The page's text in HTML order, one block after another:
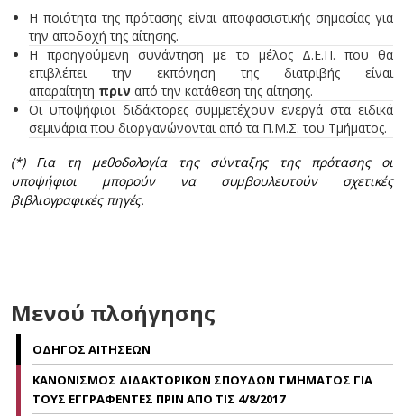
Η ποιότητα της πρότασης είναι αποφασιστικής σημασίας για
την αποδοχή της αίτησης.
Η προηγούμενη συνάντηση με το μέλος Δ.Ε.Π. που θα
επιβλέπει την εκπόνηση της διατριβής είναι
απαραίτητη πριν από την κατάθεση της αίτησης.
Οι υποψήφιοι διδάκτορες συμμετέχουν ενεργά στα ειδικά
σεμινάρια που διοργανώνονται από τα Π.M.Σ. του Τμήματος.
(*) Για τη μεθοδολογία της σύνταξης της πρότασης οι
υποψήφιοι μπορούν να συμβουλευτούν σχετικές
βιβλιογραφικές πηγές.
Μενού πλοήγησης
ΟΔΗΓΟΣ ΑΙΤΗΣΕΩΝ
ΚΑΝΟΝΙΣΜΟΣ ΔΙΔΑΚΤΟΡΙΚΩΝ ΣΠΟΥΔΩΝ ΤΜΗΜΑΤΟΣ ΓΙΑ
ΤΟΥΣ ΕΓΓΡΑΦΕΝΤΕΣ ΠΡΙΝ ΑΠΟ ΤΙΣ 4/8/2017